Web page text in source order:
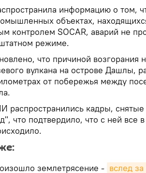
информацию о том,
объектах,
контролем SOCAR, аварий не
режиме.
что причиной возгорания
вулкана на острове Дашлы,
от побережья между
кадры, снятые
что подтвердило, что с ней все
землетрясение - вслед